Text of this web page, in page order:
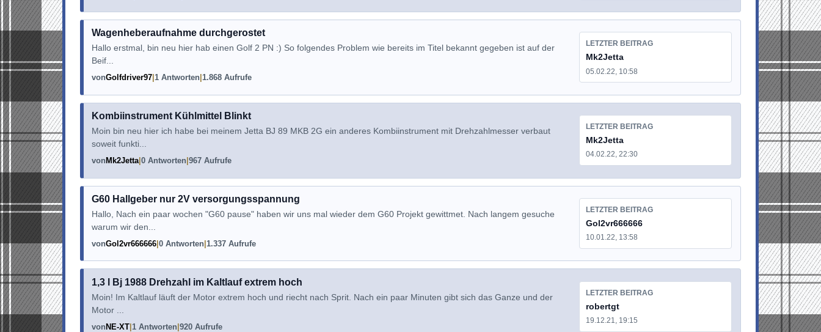
Wagenheberaufnahme durchgerostet
Hallo erstmal, bin neu hier hab einen Golf 2 PN :) So folgendes Problem wie bereits im Titel bekannt gegeben ist auf der
Beif...
vonGolfdriver97 1 Antworten 1.868 Aufrufe
LETZTER BEITRAG
Mk2Jetta
05.02.22, 10:58
Kombiinstrument Kühlmittel Blinkt
Moin bin neu hier ich habe bei meinem Jetta BJ 89 MKB 2G ein anderes Kombiinstrument mit Drehzahlmesser verbaut
soweit funkti...
von Mk2Jetta 0 Antworten 967 Aufrufe
LETZTER BEITRAG
Mk2Jetta
04.02.22, 22:30
G60 Hallgeber nur 2V versorgungsspannung
Hallo, Nach ein paar wochen "G60 pause" haben wir uns mal wieder dem G60 Projekt gewittmet. Nach langem gesuche
warum wir den...
vonGol2vr666666 0 Antworten 1.337 Aufrufe
LETZTER BEITRAG
Gol2vr666666
10.01.22, 13:58
1,3 l Bj 1988 Drehzahl im Kaltlauf extrem hoch
Moin! Im Kaltlauf läuft der Motor extrem hoch und riecht nach Sprit. Nach ein paar Minuten gibt sich das Ganze und der
Motor ...
vonNE-XT 1 Antworten 920 Aufrufe
LETZTER BEITRAG
robertgt
19.12.21, 19:15